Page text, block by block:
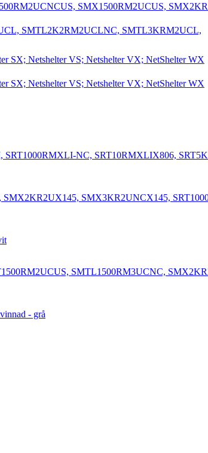
SMX1500RM2UCUS,
SMTL2K2RM2UCLNC, SMTL3KRM2UCL,
SX; Netshelter VS; Netshelter VX; NetShelter WX
SX; Netshelter VS; Netshelter VX; NetShelter WX
SRT1000RMXLI-NC, SRT10RMXLIX806,
SMX2KR2UX145, SMX3KR2UNCX145,
SMTL1500RM3UCNC,
- grå